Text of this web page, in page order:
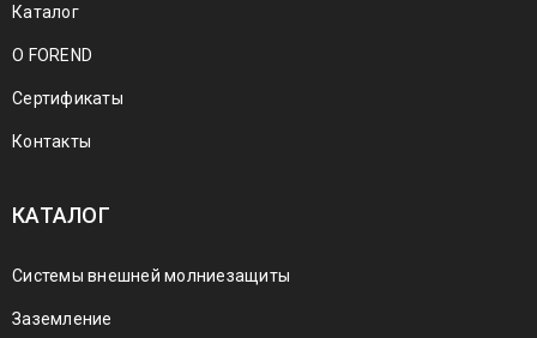
Каталог
О FOREND
Сертификаты
Контакты
КАТАЛОГ
Системы внешней молниезащиты
Заземление